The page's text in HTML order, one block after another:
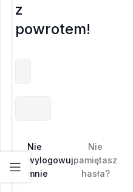
z
powrotem!
Nie
wylogowuj
mnie
Nie
pamiętasz
hasła?